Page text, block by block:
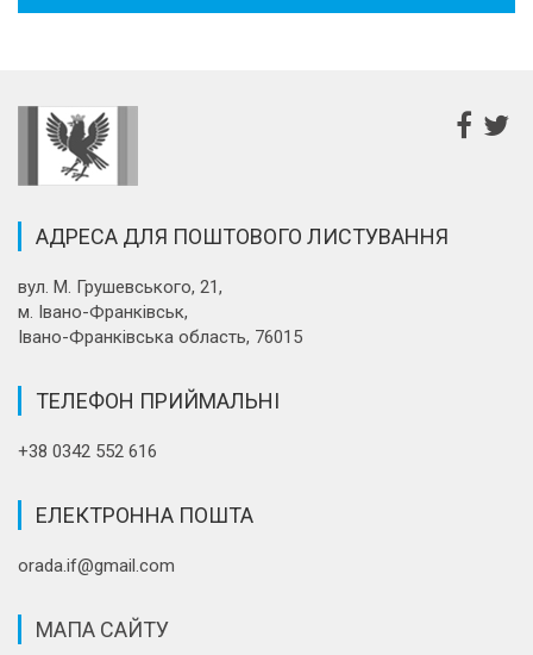
АДРЕСА ДЛЯ ПОШТОВОГО ЛИСТУВАННЯ
вул. М. Грушевського, 21,
м. Івано-Франківськ,
Івано-Франківська область, 76015
ТЕЛЕФОН ПРИЙМАЛЬНІ
+38 0342 552 616
ЕЛЕКТРОННА ПОШТА
orada.if@gmail.com
МАПА САЙТУ